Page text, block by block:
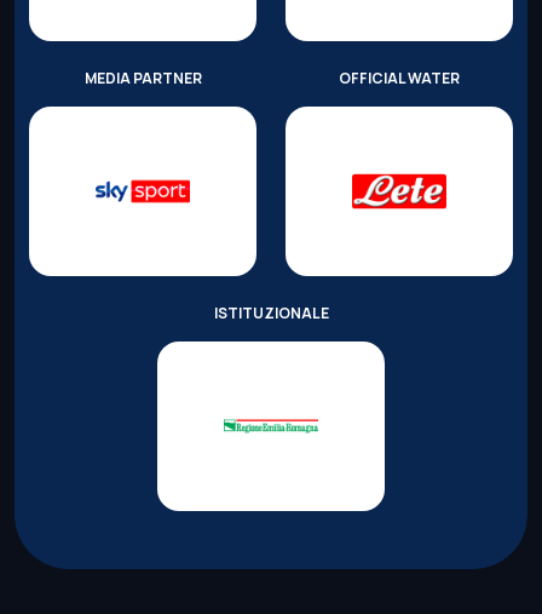
MEDIA PARTNER OFFICIAL WATER
ISTITUZIONALE